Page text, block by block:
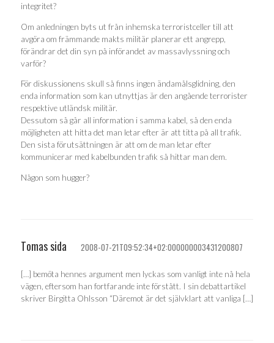
integritet?
Om anledningen byts ut från inhemska terroristceller till att
avgöra om främmande makts militär planerar ett angrepp,
förändrar det din syn på införandet av massavlyssning och
varför?
För diskussionens skull så finns ingen ändamålsglidning, den
enda information som kan utnyttjas är den angående terrorister
respektive utländsk militär.
Dessutom så går all information i samma kabel, så den enda
möjligheten att hitta det man letar efter är att titta på all trafik.
Den sista förutsättningen är att om de man letar efter
kommunicerar med kabelbunden trafik så hittar man dem.
Någon som hugger?
Tomas sida 2008-07-21T09:52:34+02:000000003431200807
[…] bemöta hennes argument men lyckas som vanligt inte nå hela
vägen, eftersom han fortfarande inte förstått. I sin debattartikel
skriver Birgitta Ohlsson “Däremot är det självklart att vanliga […]